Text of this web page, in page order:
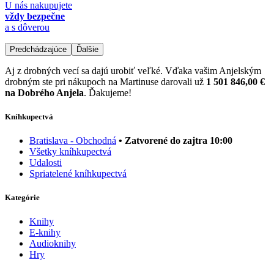
U nás nakupujete
vždy bezpečne
a s dôverou
Predchádzajúce Ďalšie
Aj z drobných vecí sa dajú urobiť veľké. Vďaka vašim Anjelským
drobným ste pri nákupoch na Martinuse darovali už 1 501 846,00 €
na Dobrého Anjela. Ďakujeme!
Kníhkupectvá
Bratislava - Obchodná • Zatvorené do zajtra 10:00
Všetky kníhkupectvá
Udalosti
Spriatelené kníhkupectvá
Kategórie
Knihy
E-knihy
Audioknihy
Hry